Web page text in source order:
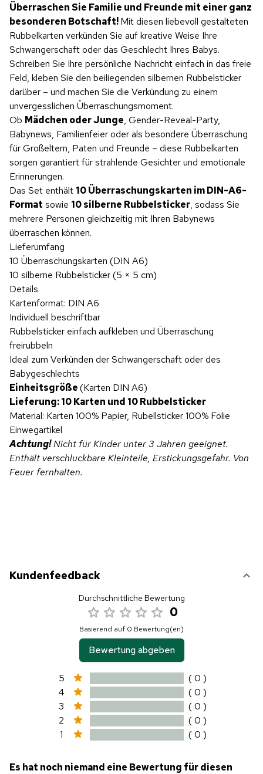
Überraschen Sie Familie und Freunde mit einer ganz
besonderen Botschaft!Mit diesen liebevoll gestalteten
Rubbelkarten verkünden Sie auf kreative Weise Ihre
Schwangerschaft oder das Geschlecht Ihres Babys.
Schreiben Sie Ihre persönliche Nachricht einfach in das freie
Feld, kleben Sie den beiliegenden silbernen Rubbelsticker
darüber – und machen Sie die Verkündung zu einem
unvergesslichen Überraschungsmoment.
Ob Mädchen oder Junge, Gender-Reveal-Party,
Babynews, Familienfeier oder als besondere Überraschung
für Großeltern, Paten und Freunde – diese Rubbelkarten
sorgen garantiert für strahlende Gesichter und emotionale
Erinnerungen.
Das Set enthält 10 Überraschungskarten im DIN-A6-
Format sowie 10 silberne Rubbelsticker, sodass Sie
mehrere Personen gleichzeitig mit Ihren Babynews
überraschen können.
Lieferumfang
10 Überraschungskarten (DIN A6)
10 silberne Rubbelsticker (5 × 5 cm)
Details
Kartenformat: DIN A6
Individuell beschriftbar
Rubbelsticker einfach aufkleben und Überraschung
freirubbeln
Ideal zum Verkünden der Schwangerschaft oder des
Babygeschlechts
Einheitsgröße(Karten DIN A6)
Lieferung: 10 Karten und 10 Rubbelsticker
Material: Karten 100% Papier, Rubellsticker 100% Folie
Einwegartikel
Achtung!Nicht für Kinder unter 3 Jahren geeignet.
Enthält verschluckbare Kleinteile, Erstickungsgefahr. Von
Feuer fernhalten.
Kundenfeedback
Durchschnittliche Bewertung
0
Basierend auf 0 Bewertung(en)
Bewertung abgeben
5
( 0 )
4
( 0 )
3
( 0 )
2
( 0 )
1
( 0 )
Es hat noch niemand eine Bewertung für diesen